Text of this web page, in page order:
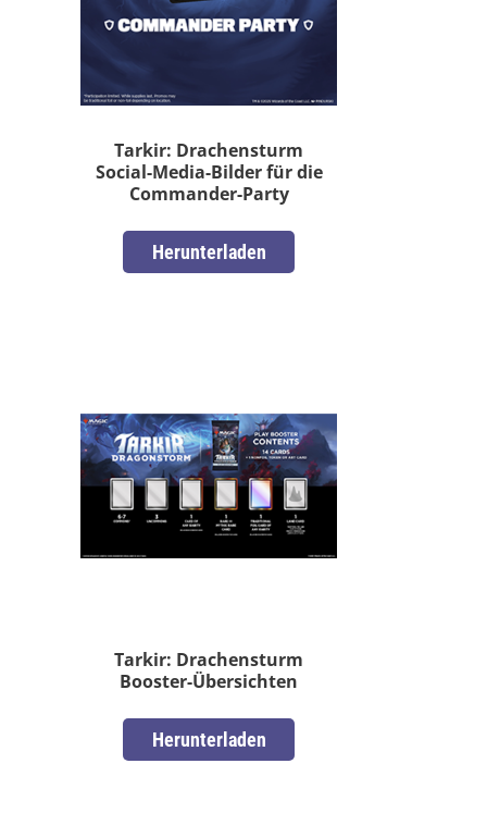
Tarkir: Drachensturm
Social-Media-Bilder für die
Commander-Party
Herunterladen
Tarkir: Drachensturm
Booster-Übersichten
Herunterladen